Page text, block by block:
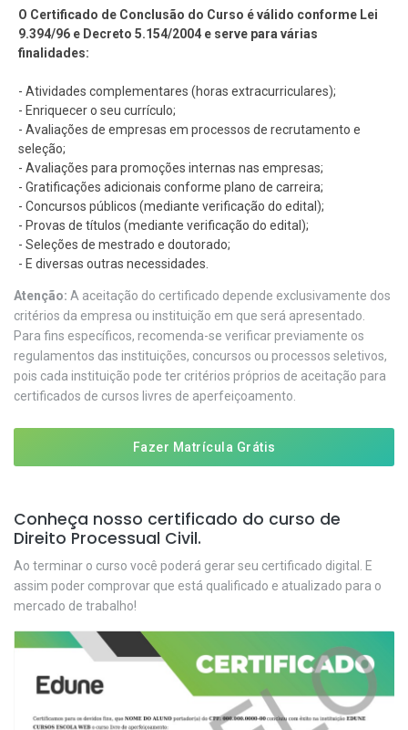
O Certificado de Conclusão do Curso é válido conforme Lei
9.394/96 e Decreto 5.154/2004 e serve para várias
finalidades:
- Atividades complementares (horas extracurriculares);
- Enriquecer o seu currículo;
- Avaliações de empresas em processos de recrutamento e
seleção;
- Avaliações para promoções internas nas empresas;
- Gratificações adicionais conforme plano de carreira;
- Concursos públicos (mediante verificação do edital);
- Provas de títulos (mediante verificação do edital);
- Seleções de mestrado e doutorado;
- E diversas outras necessidades.
Atenção: A aceitação do certificado depende exclusivamente dos
critérios da empresa ou instituição em que será apresentado.
Para fins específicos, recomenda-se verificar previamente os
regulamentos das instituições, concursos ou processos seletivos,
pois cada instituição pode ter critérios próprios de aceitação para
certificados de cursos livres de aperfeiçoamento.
Fazer Matrícula Grátis
Conheça nosso certificado do curso de
Direito Processual Civil.
Ao terminar o curso você poderá gerar seu certificado digital. E
assim poder comprovar que está qualificado e atualizado para o
mercado de trabalho!